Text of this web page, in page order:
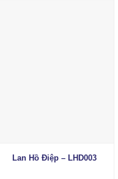
Lan Hồ Điệp – LHD003